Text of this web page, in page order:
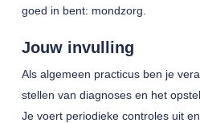
goed in bent: mondzorg.
Jouw invulling
Als algemeen practicus ben je
stellen van diagnoses en het
Je voert periodieke controles uit